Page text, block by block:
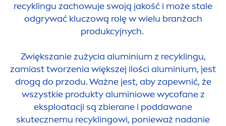
recyklingu zachowuje swoją jakość i może stale
odgrywać kluczową rolę w wielu branżach
produkcyjnych.
Zwiększanie zużycia aluminium z recyklingu,
zamiast tworzenia większej ilości aluminium, jest
drogą do przodu. Ważne jest, aby zapewnić, że
wszystkie produkty aluminiowe wycofane z
eksploatacji są zbierane i poddawane
skutecznemu recyklingowi, ponieważ nadanie